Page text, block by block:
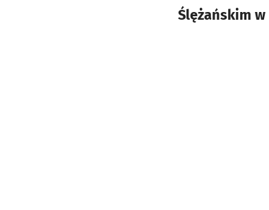
Ślężańskim